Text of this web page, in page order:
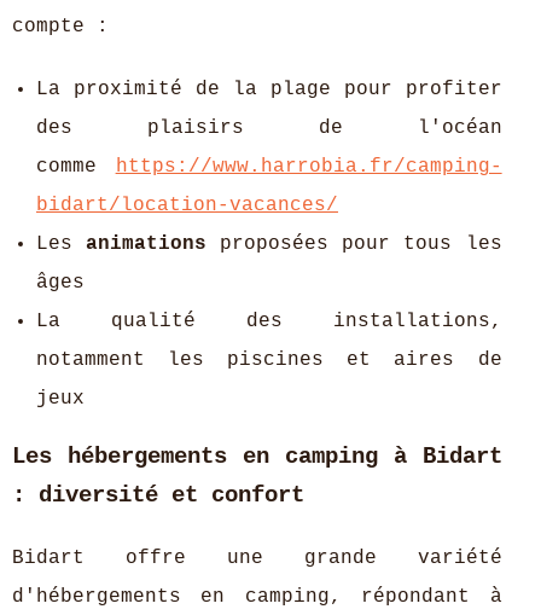
compte :
La proximité de la plage pour profiter
des plaisirs de l'océan
comme
https://www.harrobia.fr/camping-
bidart/location-vacances/
Lesanimations proposées pour tous les
âges
La qualité des installations,
notamment les piscines et aires de
jeux
Les hébergements en camping à Bidart
: diversité et confort
Bidart offre une grande variété
d'hébergements en camping, répondant à